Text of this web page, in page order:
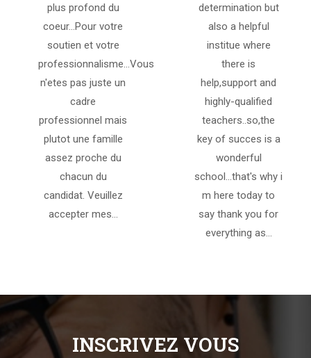
plus profond du
coeur...Pour votre
soutien et votre
professionnalisme...Vous
n'etes pas juste un
cadre
professionnel mais
plutot une famille
assez proche du
chacun du
candidat. Veuillez
accepter mes...
determination but
also a helpful
institue where
there is
help,support and
highly-qualified
teachers..so,the
key of succes is a
wonderful
school...that's why i
m here today to
say thank you for
everything as...
INSCRIVEZ VOUS